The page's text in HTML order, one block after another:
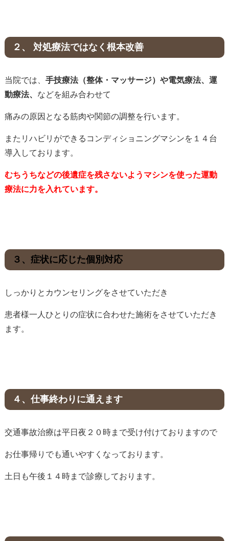
２、 対処療法ではなく根本改善
当院では、 手技療法（整体・マッサージ）や電気療法、運
動療法、 などを組み合わせて
痛みの原因となる筋肉や関節の調整を行います。
またリハビリができるコンディショニングマシンを１４台
導入しております。
むちうちなどの後遺症を残さないようマシンを使った運動
療法に力を入れています。
３、症状に応じた個別対応
しっかりとカウンセリングをさせていただき
患者様一人ひとりの症状に合わせた施術をさせていただき
ます。
４、 仕事終わりに通えます
交通事故治療は平日夜２０時まで受け付けておりますので
お仕事帰りでも通いやすくなっております。
土日も午後１４時まで診療しております。